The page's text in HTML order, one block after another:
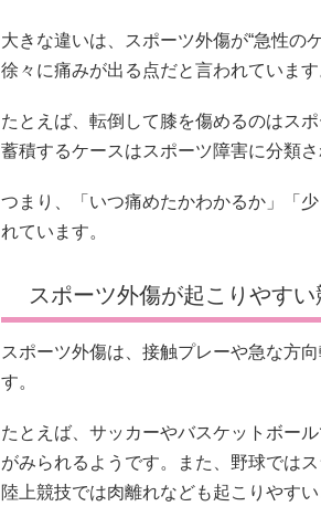
大きな違いは、スポーツ外傷が“急性の
徐々に痛みが出る点だと言われています
たとえば、転倒して膝を傷めるのはス
蓄積するケースはスポーツ障害に分類さ
つまり、「いつ痛めたかわかるか」「
れています。
スポーツ外傷が起こりやすい
スポーツ外傷は、接触プレーや急な方
す。
たとえば、サッカーやバスケットボー
がみられるようです。また、野球では
陸上競技では肉離れなども起こりやすい